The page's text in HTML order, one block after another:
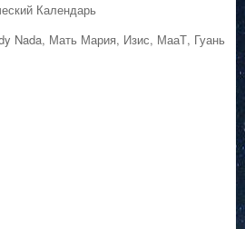
Календарь
Nada, Мать Мария, Изис, МааТ, Гуань